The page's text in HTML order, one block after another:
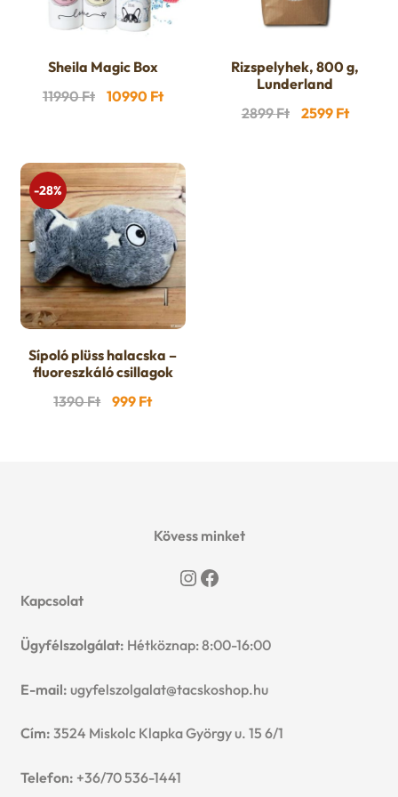
Sheila Magic Box
11990Ft Original
11990 Ft.
10990 FtCurrent
10990 Ft.
Rizspelyhek, 800 g,
Lunderland
2899Ft Original
2599 FtCurrent
-28%
Sípoló plüss halacska –
fluoreszkáló csillagok
1390Ft Original
999 FtCurrent
Kövess minket
Instagram
Facebook
Kapcsolat
Ügyfélszolgálat: Hétköznap: 8:00-16:00
E-mail: ugyfelszolgalat@tacskoshop.hu
Cím: 3524 Miskolc Klapka György u. 15 6/1
Telefon: +36/70 536-1441